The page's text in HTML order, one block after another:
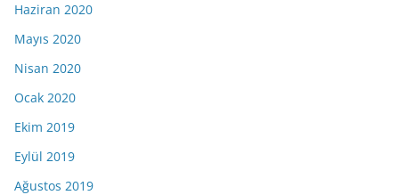
Haziran 2020
Mayıs 2020
Nisan 2020
Ocak 2020
Ekim 2019
Eylül 2019
Ağustos 2019